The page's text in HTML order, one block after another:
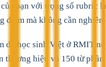
bạn với trọng số rubric
điểm mà không cần nghiên
du học sinh Việt ở RMIT
thương hiệu và 150 từ phần